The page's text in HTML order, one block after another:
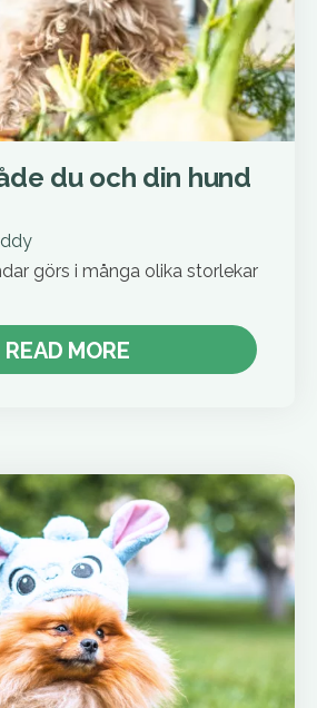
du och din hund
görs i många olika storlekar
READ MORE